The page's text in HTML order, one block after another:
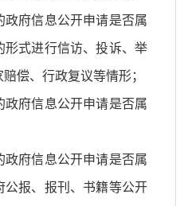
政府信息公开申请是否属
形式进行信访、投诉、举
偿、行政复议等情形；
政府信息公开申请是否属
政府信息公开申请是否属
公报、报刊、书籍等公开